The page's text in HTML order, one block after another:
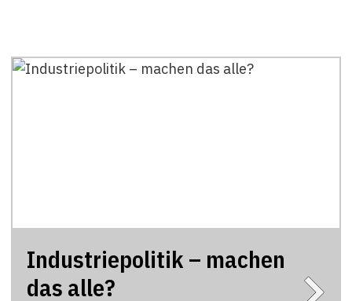
Industriepolitik – machen
das alle?